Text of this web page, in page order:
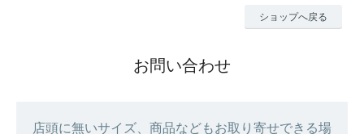
ショップへ戻る
お問い合わせ
店頭に無いサイズ、商品などもお取り寄せできる場